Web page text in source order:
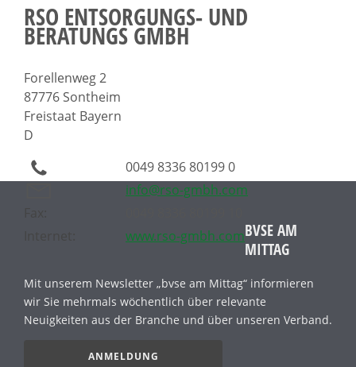
RSO ENTSORGUNGS- UND
BERATUNGS GMBH
Forellenweg 2
87776 Sontheim
Freistaat Bayern
D
0049 8336 80199 0
info@rso-gmbh.com
www.rso-gmbh.comBVSE AM
MITTAG
Mit unserem Newsletter „bvse am Mittag“ informieren
wir Sie mehrmals wöchentlich über relevante
Neuigkeiten aus der Branche und über unseren Verband.
ANMELDUNG